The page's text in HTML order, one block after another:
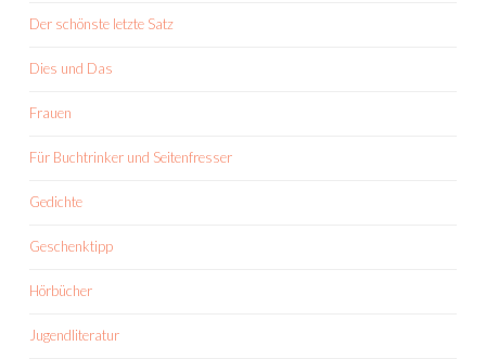
Der schönste letzte Satz
Dies und Das
Frauen
Für Buchtrinker und Seitenfresser
Gedichte
Geschenktipp
Hörbücher
Jugendliteratur